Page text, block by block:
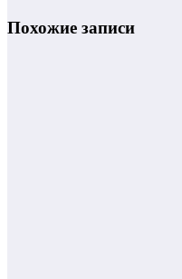
Похожие записи